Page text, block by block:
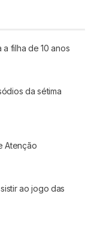
filha de 10 anos
da sétima
Atenção
ao jogo das